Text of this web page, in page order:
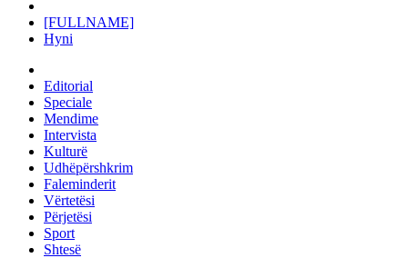
[FULLNAME]
Hyni
Editorial
Speciale
Mendime
Intervista
Kulturë
Udhëpërshkrim
Faleminderit
Vërtetësi
Përjetësi
Sport
Shtesë